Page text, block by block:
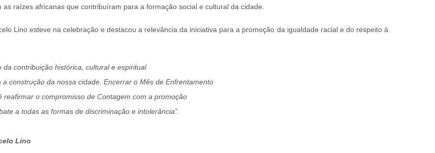
raízes africanas que contribuíram para a formação social e cultural da cidade.
Lino esteve na celebração e destacou a relevância da iniciativa para a promoção da igualdade racial e do respeito à
contribuição histórica, cultural e espiritual
construção da nossa cidade. Encerrar o Mês de Enfrentamento
o compromisso de Contagem com a promoção
a todas as formas de discriminação e intolerância”.
Lino